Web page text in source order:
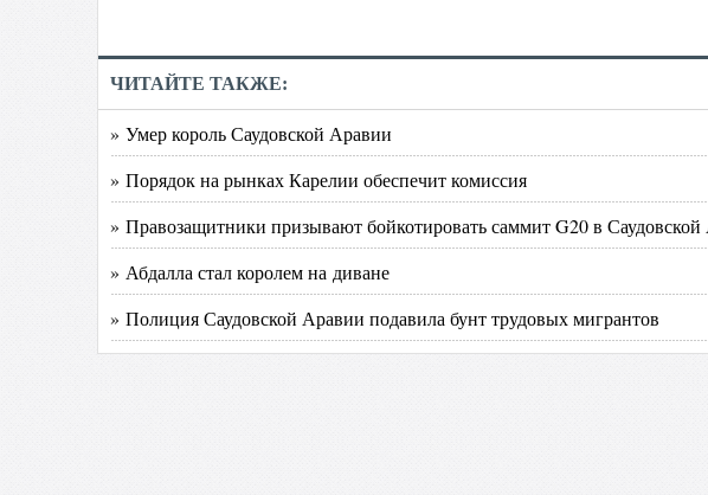
ЧИТАЙТЕ ТАКЖЕ:
» Умер король Саудовской Аравии
» Порядок на рынках Карелии обеспечит комиссия
» Правозащитники призывают бойкотировать саммит G20 в
» Абдалла стал королем на диване
» Полиция Саудовской Аравии подавила бунт трудовых мигрантов